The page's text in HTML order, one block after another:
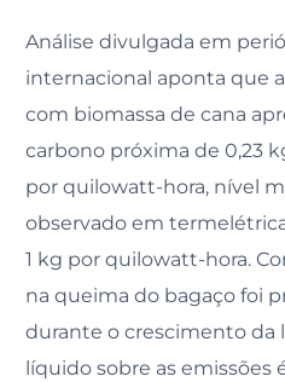
Análise divulgada em
internacional aponta que
com biomassa de cana
carbono próxima de 0,23
por quilowatt-hora, nível
observado em
1 kg por quilowatt-hora.
na queima do bagaço foi
durante o crescimento da
líquido sobre as emissões